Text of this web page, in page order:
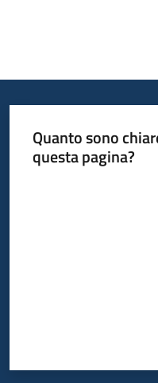
Quanto sono
questa pagina?